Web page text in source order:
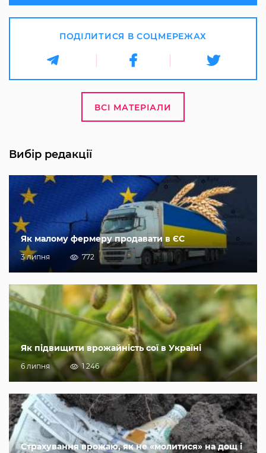
ПОДІЛИТИСЯ В СОЦМЕРЕЖАХ
ВСІ МАТЕРІАЛИ
Вибір редакції
Як малому фермеру продавати в ЄС
3 липня 772
Як підвищити врожайність сої в Україні
6 липня 1 246
Страхування врожаю, як не «молитися» на дощ і